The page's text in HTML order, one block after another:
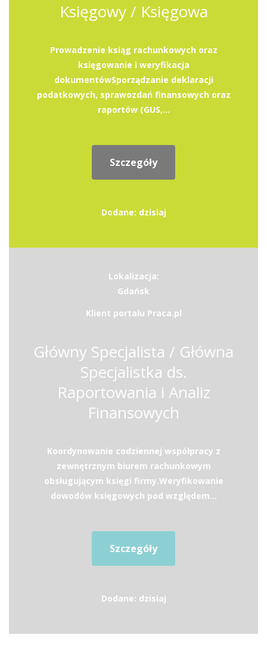
Księgowy / Księgowa
Prowadzenie ksiąg rachunkowych oraz
księgowanie i weryfikacja
dokumentówSporządzanie deklaracji
podatkowych, sprawozdań finansowych oraz
raportów (GUS,...
Szczegóły
Dodane: dzisiaj
Lokalizacja:
Gdańsk
Klient portalu Praca.pl
Główny Specjalista / Główna
Specjalistka ds.
Raportowania i Analiz
Finansowych
Koordynowanie codziennej współpracy z
zewnętrznym biurem rachunkowym
obsługującym księgi firmy.Weryfikowanie
dowodów księgowych pod względem...
Szczegóły
Dodane: dzisiaj